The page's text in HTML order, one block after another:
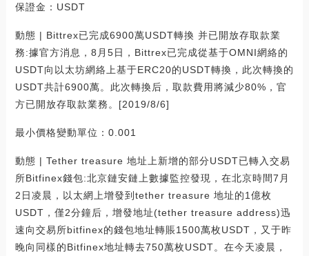
保證金：USDT
動態 | Bittrex已完成6900萬USDT轉換 并已開放存取款業
務:據官方消息，8月5日，Bittrex已完成從基于OMNI網絡的
USDT向以太坊網絡上基于ERC20的USDT轉換，此次轉換的
USDT共計6900萬。此次轉換后，取款費用將減少80%，官
方已開放存取款業務。[2019/8/6]
最小價格變動單位：0.001
動態 | Tether treasure 地址上新增的部分USDT已轉入交易
所Bitfinex錢包:北京鏈安鏈上數據監控發現，在北京時間7月
2日凌晨，以太網上增發到tether treasure 地址的1億枚
USDT，僅2分鐘后，增發地址(tether treasure address)迅
速向交易所bitfinex的錢包地址轉賬1500萬枚USDT，又于昨
晚向同樣的Bitfinex地址轉去750萬枚USDT。在今天凌晨，